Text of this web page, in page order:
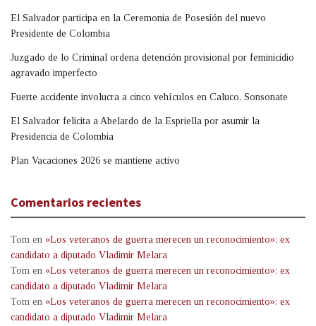
El Salvador participa en la Ceremonia de Posesión del nuevo
Presidente de Colombia
Juzgado de lo Criminal ordena detención provisional por feminicidio
agravado imperfecto
Fuerte accidente involucra a cinco vehículos en Caluco, Sonsonate
El Salvador felicita a Abelardo de la Espriella por asumir la
Presidencia de Colombia
Plan Vacaciones 2026 se mantiene activo
Comentarios recientes
Tom en «Los veteranos de guerra merecen un reconocimiento»: ex
candidato a diputado Vladimir Melara
Tom en «Los veteranos de guerra merecen un reconocimiento»: ex
candidato a diputado Vladimir Melara
Tom en «Los veteranos de guerra merecen un reconocimiento»: ex
candidato a diputado Vladimir Melara